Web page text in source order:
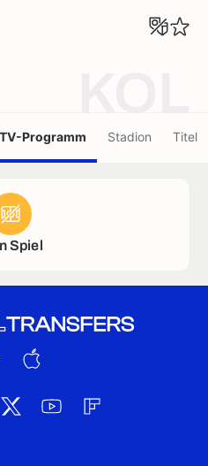
TV-Programm Stadion Titel
Spiel